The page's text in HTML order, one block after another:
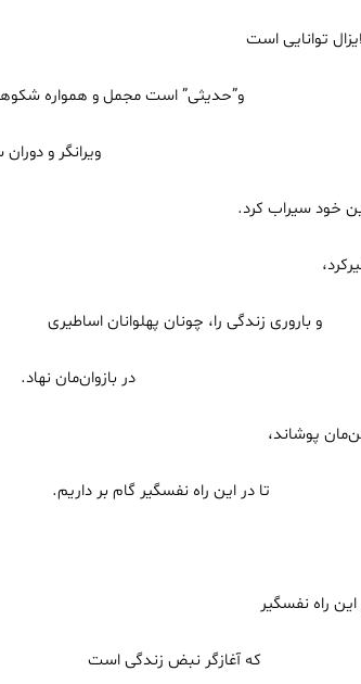
توانایی است
است مجمل و همواره
و دوران
خود سیراب کرد.
را، چونان پهلوانان اساطیری
نهاد.
پوشاند،
نفسگیر گام بر داریم.
راه نفسگیر
نبض زندگی است